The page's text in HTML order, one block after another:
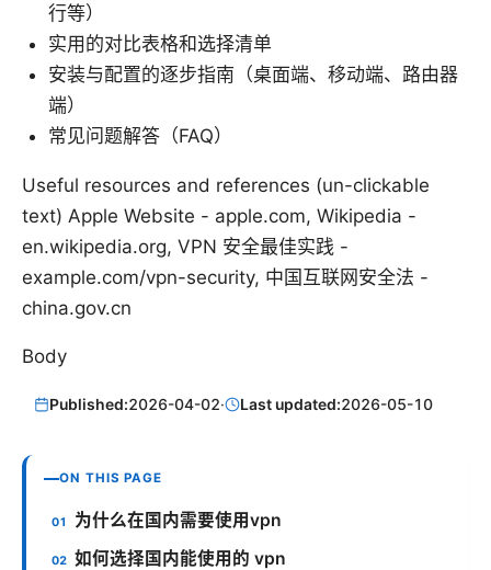
行等）
实用的对比表格和选择清单
安装与配置的逐步指南（桌面端、移动端、路由器
端）
常见问题解答（FAQ）
Useful resources and references (un-clickable
text) Apple Website - apple.com, Wikipedia -
en.wikipedia.org, VPN 安全最佳实践 -
example.com/vpn-security, 中国互联网安全法 -
china.gov.cn
Body
Published:2026-04-02· Last updated:2026-05-10
ON THIS PAGE
为什么在国内需要使用vpn
如何选择国内能使用的 vpn